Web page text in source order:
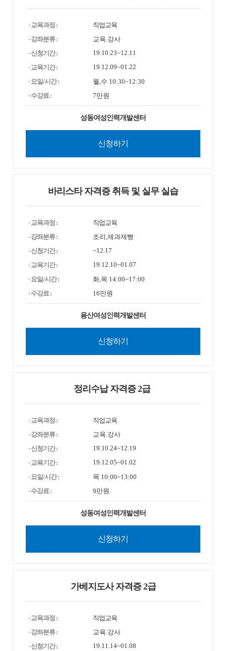
· 교육과정 :
직업교육
· 강좌분류 :
교육.강사
· 신청기간 :
19.10.23~12.11
· 교육기간 :
19.12.09~01.22
· 요일/시간 :
월,수 10:30~12:30
· 수강료 :
7만원
성동여성인력개발센터
신청하기
바리스타 자격증 취득 및 실무 실습
· 교육과정 :
직업교육
· 강좌분류 :
조리,제과제빵
· 신청기간 :
~12.17
· 교육기간 :
19.12.10~01.07
· 요일/시간 :
화,목 14:00~17:00
· 수강료 :
16만원
용산여성인력개발센터
신청하기
정리수납 자격증 2급
· 교육과정 :
직업교육
· 강좌분류 :
교육.강사
· 신청기간 :
19.10.24~12.19
· 교육기간 :
19.12.05~01.02
· 요일/시간 :
목 10:00~13:00
· 수강료 :
9만원
성동여성인력개발센터
신청하기
가베지도사 자격증 2급
· 교육과정 :
직업교육
· 강좌분류 :
교육.강사
· 신청기간 :
19.11.14~01.08